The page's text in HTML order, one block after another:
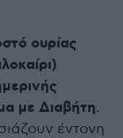
ουρίας
με Διαβήτη.
έντονη